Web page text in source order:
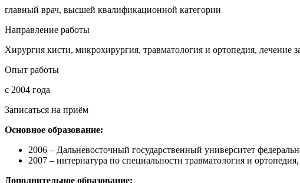
главный врач, высшей квалификационной категории
Направление работы
Хирургия кисти, микрохирургия, травматология и ортопедия, лечение
Опыт работы
c 2004 года
Записаться на приём
Основное образование:
2006 – Дальневосточный государственный университет
2007 – интернатура по специальности травматология и
Дополнительное образование: